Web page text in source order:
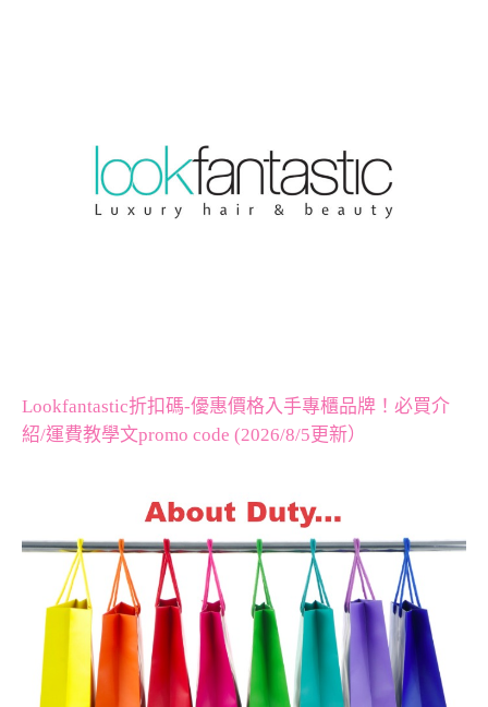
Lookfantastic折扣碼-優惠價格入手專櫃品牌！必買介
紹/運費教學文promo code (2026/8/5更新）